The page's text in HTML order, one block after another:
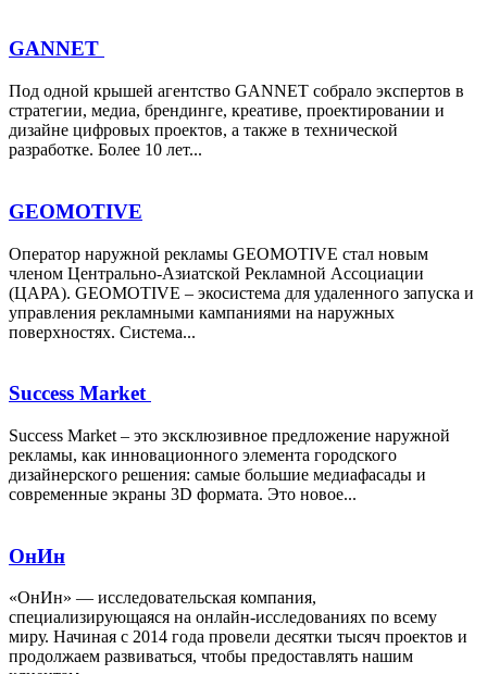
GANNET
Под одной крышей агентство GANNET собрало экспертов в
стратегии, медиа, брендинге, креативе, проектировании и
дизайне цифровых проектов, а также в технической
разработке. Более 10 лет...
GEOMOTIVE
Оператор наружной рекламы GEOMOTIVE стал новым
членом Центрально-Азиатской Рекламной Ассоциации
(ЦАРА). GEOMOTIVE – экосистема для удаленного запуска и
управления рекламными кампаниями на наружных
поверхностях. Система...
Success Market
Success Market – это эксклюзивное предложение наружной
рекламы, как инновационного элемента городского
дизайнерского решения: самые большие медиафасады и
современные экраны 3D формата. Это новое...
ОнИн
«ОнИн» — исследовательская компания,
специализирующаяся на онлайн-исследованиях по всему
миру. Начиная с 2014 года провели десятки тысяч проектов и
продолжаем развиваться, чтобы предоставлять нашим